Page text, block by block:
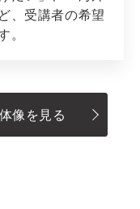
、受講者の希望
像を見る